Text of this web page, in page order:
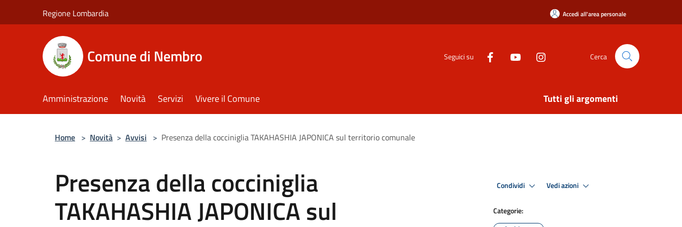
Regione Lombardia Accedi all'area personale
Comune di Nembro Seguici su Cerca
Amministrazione Novità Servizi Vivere il Comune Tutti gli argomenti
Home > Novità > Avvisi > Presenza della cocciniglia TAKAHASHIA JAPONICA sul territorio comunale
Presenza della cocciniglia
TAKAHASHIA JAPONICA sul
Condividi Vedi azioni
Categorie: